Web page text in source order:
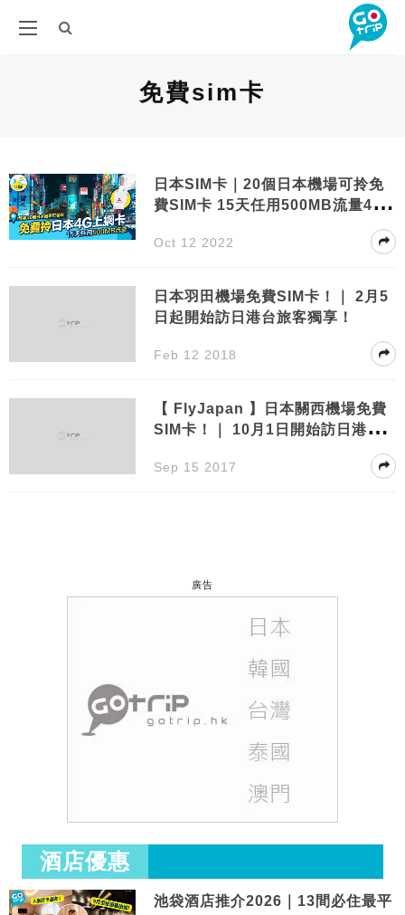
免費sim卡
日本SIM卡｜20個日本機場可拎免
費SIM卡 15天任用500MB流量4G
Oct 12 2022
日本羽田機場免費SIM卡！｜ 2月5
日起開始訪日港台旅客獨享！
Feb 12 2018
【 FlyJapan 】日本關西機場免費
SIM卡！｜ 10月1日開始訪日港台
Sep 15 2017
廣告
酒店優惠
池袋酒店推介2026｜13間必住最平